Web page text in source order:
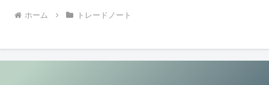
ホーム トレードノート